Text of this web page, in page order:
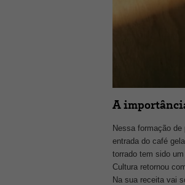
A
Nessa formação
entrada do café
torrado tem sido
Cultura retornou
Na sua receita vai